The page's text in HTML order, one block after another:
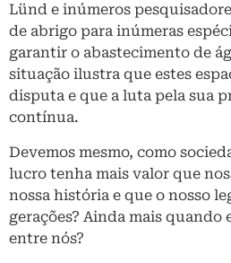
Lünd e inúmeros
de abrigo para inúmeras
garantir o abastecimento de
situação ilustra que estes
disputa e que a luta pela sua
contínua.
Devemos mesmo, como
lucro tenha mais valor que
nossa história e que o nosso
gerações? Ainda mais quando
entre nós?